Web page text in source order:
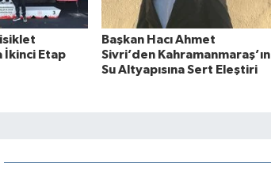
İkinci Etap
Başkan Hacı Ahmet
Sivri’den Kahramanmaraş’ın
Su Altyapısına Sert Eleştiri